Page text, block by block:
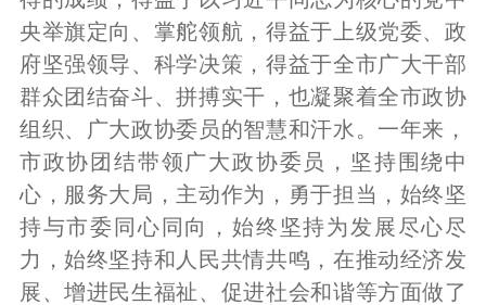
央举旗定向、掌舵领航，得益于上级党委、政
府坚强领导、科学决策，得益于全市广大干部
群众团结奋斗、拼搏实干，也凝聚着全市政协
组织、广大政协委员的智慧和汗水。一年来，
市政协团结带领广大政协委员，坚持围绕中
心，服务大局，主动作为，勇于担当，始终坚
持与市委同心同向，始终坚持为发展尽心尽
力，始终坚持和人民共情共鸣，在推动经济发
展、增进民生福祉、促进社会和谐等方面做了